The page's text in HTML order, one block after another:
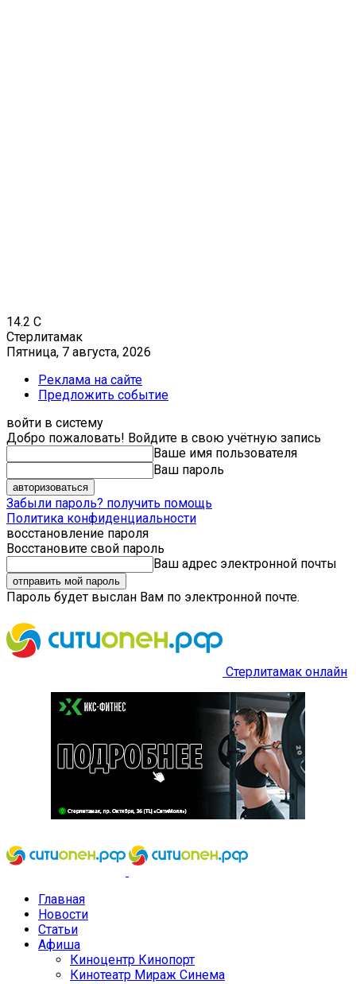
14.2 C
Стерлитамак
Пятница, 7 августа, 2026
Реклама на сайте
Предложить событие
войти в систему
Добро пожаловать! Войдите в свою учётную запись
Ваше имя пользователя
Ваш пароль
Забыли пароль? получить помощь
Политика конфиденциальности
восстановление пароля
Восстановите свой пароль
Ваш адрес электронной почты
Пароль будет выслан Вам по электронной почте.
Стерлитамак онлайн
Главная
Новости
Статьи
Афиша
Киноцентр Кинопорт
Кинотеатр Мираж Синема